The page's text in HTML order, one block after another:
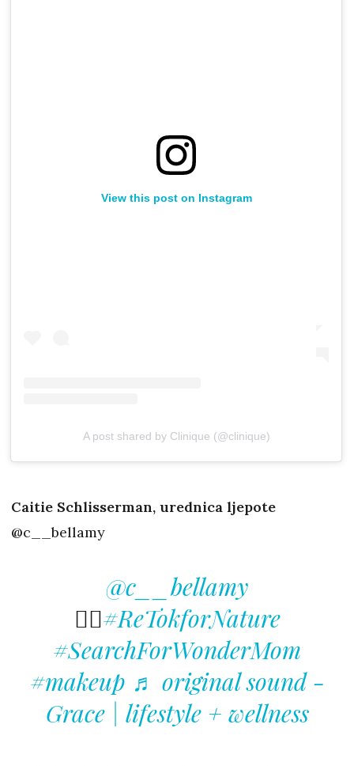
View this post on Instagram
A post shared by Clinique (@clinique)
Caitie Schlisserman, urednica ljepote
@c__bellamy
@c__bellamy
🤷‍♀️#ReTokforNature
#SearchForWonderMom
#makeup ♬ original sound -
Grace | lifestyle + wellness